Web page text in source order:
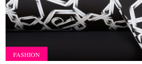
FASHION